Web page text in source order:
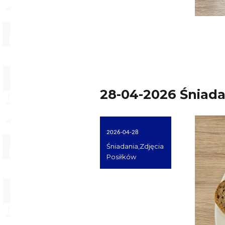
28-04-2026
Opublikowano
dnia
2026-04-28
Kategorie
Śniadania Zdjęcia
Posiłków